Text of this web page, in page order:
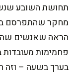
תחושת השובע
הראה שאנשים
פחמימות
בערך בשעה – וזה